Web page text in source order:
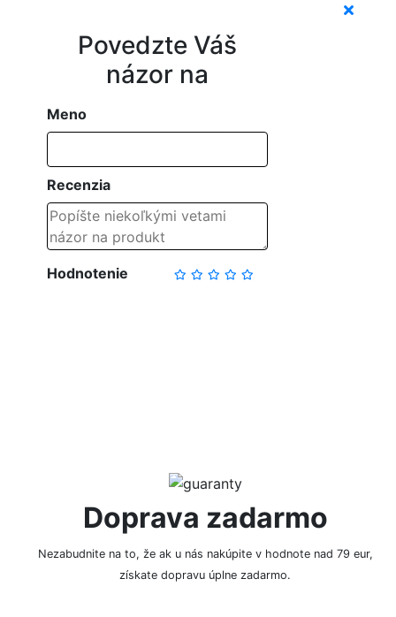
Povedzte Váš
názor na
Meno
Recenzia
Hodnotenie
Doprava zadarmo
Nezabudnite na to, že ak u nás nakúpite v hodnote nad 79 eur,
získate dopravu úplne zadarmo.